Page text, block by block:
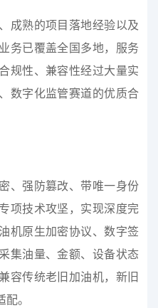
成熟的项目落地经验以及
务已覆盖全国多地，服务
规性、兼容性经过大量实
数字化监管赛道的优质合
、强防篡改、带唯一身份
项技术攻坚，实现深度完
机原生加密协议、数字签
集油量、金额、设备状态
容传统老旧加油机，新旧
。